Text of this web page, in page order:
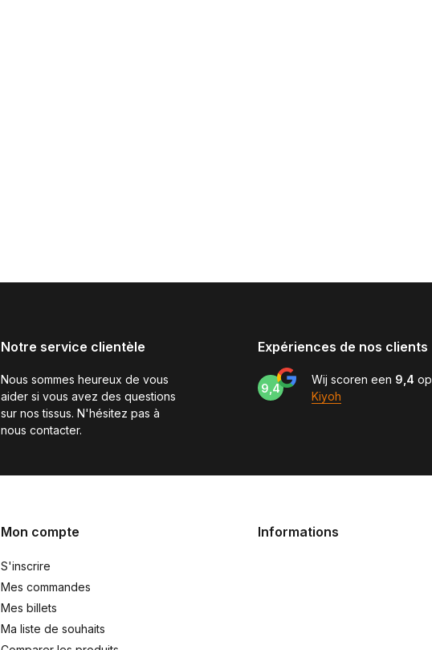
Notre service clientèle
Nous sommes heureux de vous
aider si vous avez des questions
sur nos tissus. N'hésitez pas à
nous contacter.
Expériences de nos clients
9,4
Wij scoren een 9,4 op
Kiyoh
Mon compte
S'inscrire
Mes commandes
Mes billets
Ma liste de souhaits
Informations